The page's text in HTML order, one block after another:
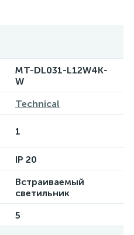
MT-DL031-L12W4K-
W
Technical
1
IP 20
Встраиваемый
светильник
5